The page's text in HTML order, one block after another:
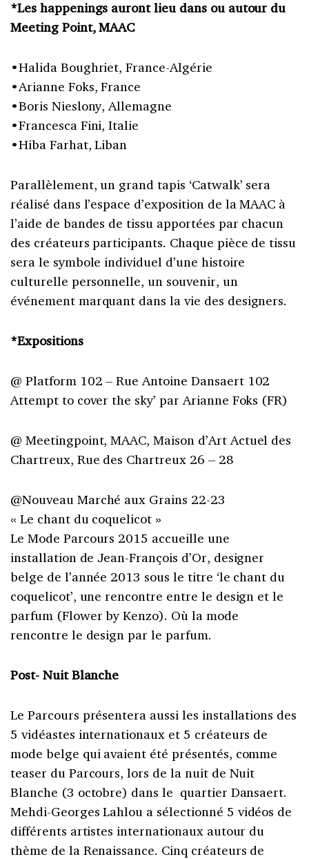
*Les happenings auront lieu dans ou autour du
Meeting Point, MAAC
•Halida Boughriet, France-Algérie
•Arianne Foks, France
•Boris Nieslony, Allemagne
•Francesca Fini, Italie
•Hiba Farhat, Liban
Parallèlement, un grand tapis ‘Catwalk’ sera
réalisé dans l’espace d’exposition de la MAAC à
l’aide de bandes de tissu apportées par chacun
des créateurs participants. Chaque pièce de tissu
sera le symbole individuel d’une histoire
culturelle personnelle, un souvenir, un
événement marquant dans la vie des designers.
*Expositions
@ Platform 102 – Rue Antoine Dansaert 102
Attempt to cover the sky’ par Arianne Foks (FR)
@ Meetingpoint, MAAC, Maison d’Art Actuel des
Chartreux, Rue des Chartreux 26 – 28
@Nouveau Marché aux Grains 22-23
« Le chant du coquelicot »
Le Mode Parcours 2015 accueille une
installation de Jean-François d’Or, designer
belge de l’année 2013 sous le titre ‘le chant du
coquelicot’, une rencontre entre le design et le
parfum (Flower by Kenzo). Où la mode
rencontre le design par le parfum.
Post- Nuit Blanche
Le Parcours présentera aussi les installations des
5 vidéastes internationaux et 5 créateurs de
mode belge qui avaient été présentés, comme
teaser du Parcours, lors de la nuit de Nuit
Blanche (3 octobre) dans le quartier Dansaert.
Mehdi-Georges Lahlou a sélectionné 5 vidéos de
différents artistes internationaux autour du
thème de la Renaissance. Cinq créateurs de